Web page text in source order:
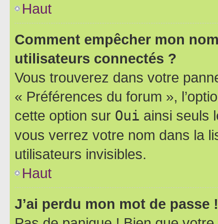
Haut
Comment empêcher mon
utilisateurs connectés ?
Vous trouverez dans votre
« Préférences du forum »,
cette option sur Oui ainsi seuls
vous verrez votre nom dans la
utilisateurs invisibles.
Haut
J’ai perdu mon mot de passe !